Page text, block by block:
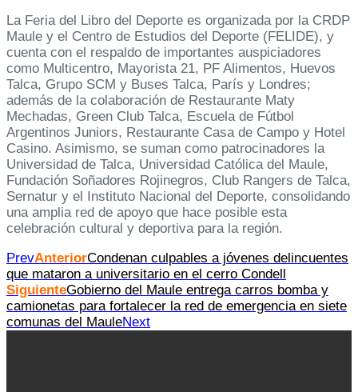
La Feria del Libro del Deporte es organizada por la CRDP
Maule y el Centro de Estudios del Deporte (FELIDE), y
cuenta con el respaldo de importantes auspiciadores
como Multicentro, Mayorista 21, PF Alimentos, Huevos
Talca, Grupo SCM y Buses Talca, París y Londres;
además de la colaboración de Restaurante Maty
Mechadas, Green Club Talca, Escuela de Fútbol
Argentinos Juniors, Restaurante Casa de Campo y Hotel
Casino. Asimismo, se suman como patrocinadores la
Universidad de Talca, Universidad Católica del Maule,
Fundación Soñadores Rojinegros, Club Rangers de Talca,
Sernatur y el Instituto Nacional del Deporte, consolidando
una amplia red de apoyo que hace posible esta
celebración cultural y deportiva para la región.
PrevAnteriorCondenan culpables a jóvenes delincuentes
que mataron a universitario en el cerro Condell
SiguienteGobierno del Maule entrega carros bomba y
camionetas para fortalecer la red de emergencia en siete
comunas del MauleNext